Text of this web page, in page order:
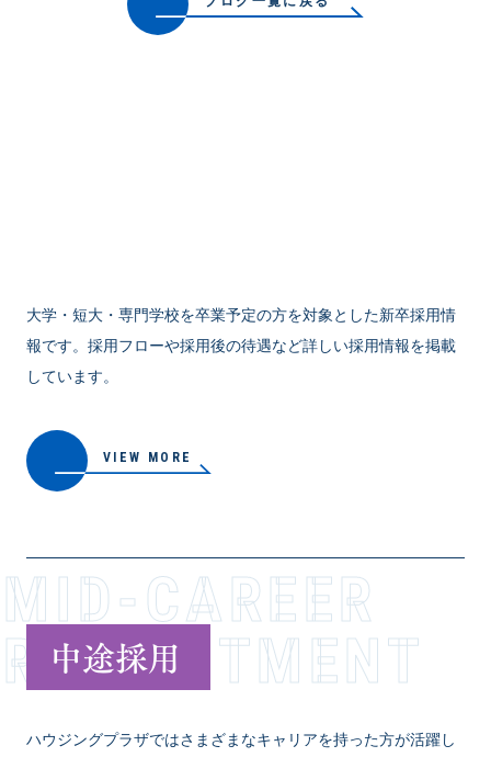
大学・短大・専門学校を卒業予定の方を対象とした新卒採用情
報です。採用フローや採用後の待遇など詳しい採用情報を掲載
しています。
VIEW MORE
MID-CAREER
RECR­U­I­T­M­E­N­T
中途採用
ハウジングプラザではさまざまなキャリアを持った方が活躍し